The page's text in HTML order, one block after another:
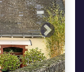
Next